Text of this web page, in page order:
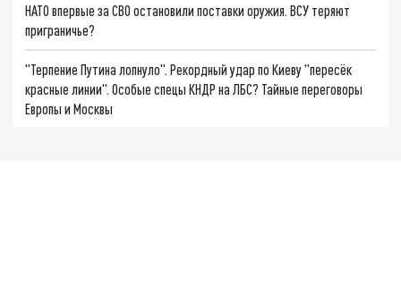
НАТО впервые за СВО остановили поставки оружия. ВСУ теряют
приграничье?
"Терпение Путина лопнуло". Рекордный удар по Киеву "пересёк
красные линии". Особые спецы КНДР на ЛБС? Тайные переговоры
Европы и Москвы